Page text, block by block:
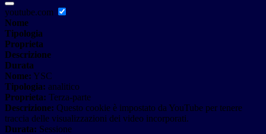
youtube.com
Nome
Tipologia
Proprieta
Descrizione
Durata
Nome: YSC
Tipologia: analitico
Proprieta: Terza-parte
Descrizione: Questo cookie è impostato da YouTube per tenere
traccia delle visualizzazioni dei video incorporati.
Durata: Sessione